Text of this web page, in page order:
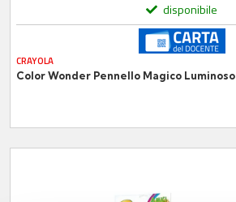
disponibile
CRAYOLA
Color Wonder Pennello Magico Luminoso